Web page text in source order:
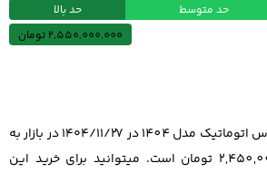
2,550,000,000 تومان
حد متوسط حد بالا
قیمت ام وی ام X33 کراس اتوماتیک مدل 1404 در ۱۴۰۴/۱۱/۲۷ در بازار به
صورت میانگین 2,450,000,000 تومان است. میتوانید برای خرید این